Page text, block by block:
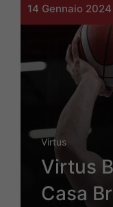
14 Gennaio 2024
Virtus
Virtus
Casa